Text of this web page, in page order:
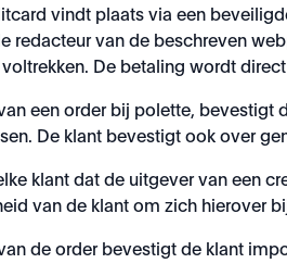
vindt plaats via een
redacteur van de beschreven
De betaling wordt
een order bij polette,
De klant bevestigt ook over
klant dat de uitgever van een
van de klant om zich hierover
de order bevestigt de klant